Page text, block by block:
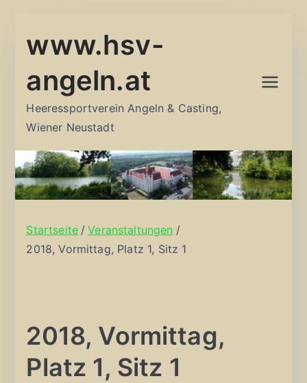
Inhalt
www.hsv-
angeln.at
Heeressportverein Angeln & Casting,
Wiener Neustadt
Startseite
Veranstaltungen
2018, Vormittag, Platz 1, Sitz 1
2018, Vormittag,
Platz 1, Sitz 1